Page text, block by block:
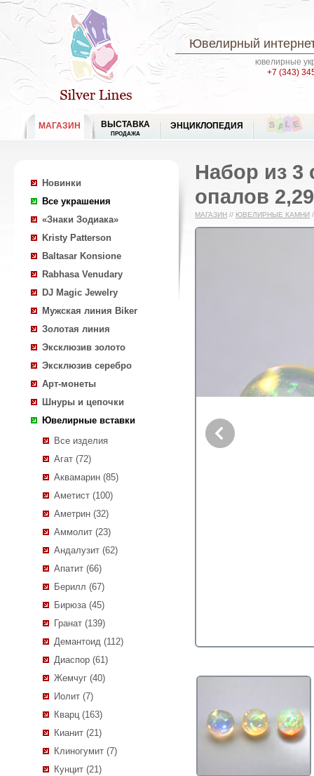
Ювелирный
ювелирные
+7 (343)
МАГАЗИН ВЫСТАВКА
ПРОДАЖА
ЭНЦИКЛОПЕДИЯ
Новинки
Все украшения
«Знаки Зодиака»
Kristy Patterson
Baltasar Konsione
Rabhasa Venudary
DJ Magic Jewelry
Мужская линия Biker
Золотая линия
Эксклюзив золото
Эксклюзив серебро
Арт-монеты
Шнуры и цепочки
Ювелирные вставки
Все изделия
Агат (72)
Аквамарин (85)
Аметист (100)
Аметрин (32)
Аммолит (23)
Андалузит (62)
Апатит (66)
Берилл (67)
Бирюза (45)
Гранат (139)
Демантоид (112)
Диаспор (61)
Жемчуг (40)
Иолит (7)
Кварц (163)
Кианит (21)
Клиногумит (7)
Кунцит (21)
Набор из 3
опалов
МАГАЗИН // ЮВЕЛИРНЫЕ КАМНИ